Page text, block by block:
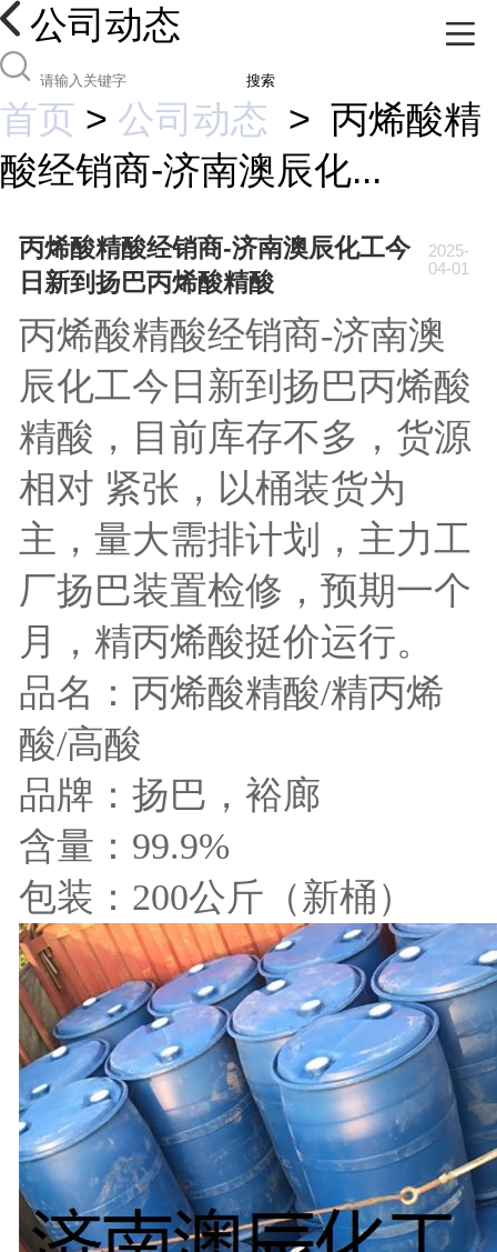
公司动态
搜索
首页 > 公司动态 > 丙烯酸精
酸经销商-济南澳辰化...
丙烯酸精酸经销商-济南澳辰化工今
日新到扬巴丙烯酸精酸
2025-
04-01
丙烯酸精酸经销商-济南澳
辰化工今日新到扬巴丙烯酸
精酸，目前库存不多，货源
相对 紧张，以桶装货为
主，量大需排计划，主力工
厂扬巴装置检修，预期一个
月，精丙烯酸挺价运行。
品名：丙烯酸精酸/精丙烯
酸/高酸
品牌：扬巴，裕廊
含量：99.9%
包装：200公斤（新桶）